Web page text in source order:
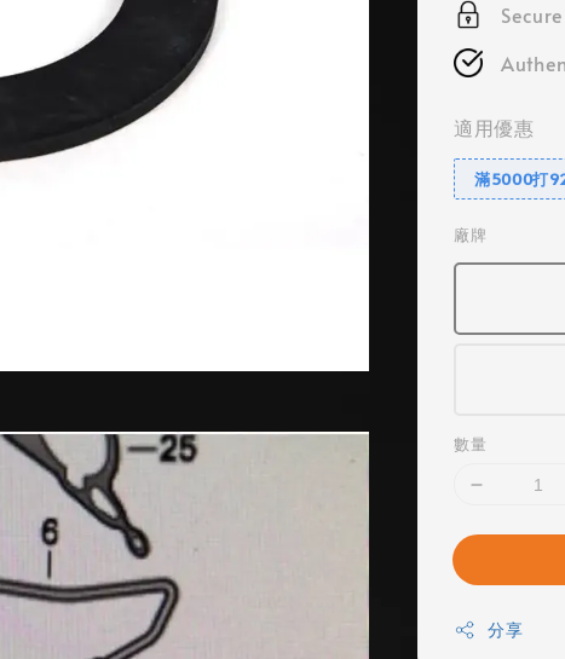
適用優惠
滿5000打
廠牌
數量
分享